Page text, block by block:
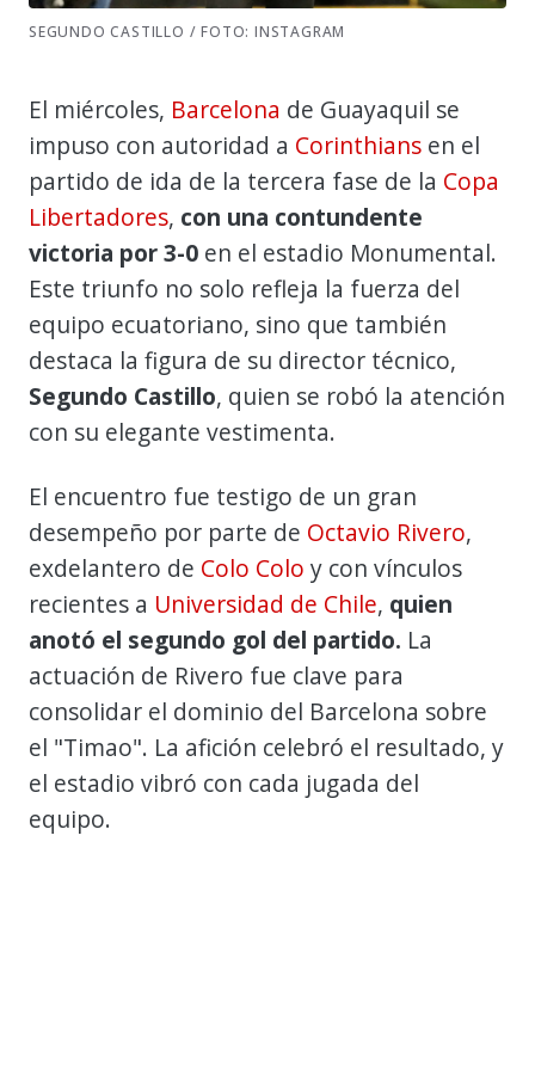
SEGUNDO CASTILLO / FOTO: INSTAGRAM
El miércoles, Barcelona de Guayaquil se
impuso con autoridad a Corinthians en el
partido de ida de la tercera fase de la Copa
Libertadores, con una contundente
victoria por 3-0 en el estadio Monumental.
Este triunfo no solo refleja la fuerza del
equipo ecuatoriano, sino que también
destaca la figura de su director técnico,
Segundo Castillo, quien se robó la atención
con su elegante vestimenta.
El encuentro fue testigo de un gran
desempeño por parte de Octavio Rivero,
exdelantero de Colo Colo y con vínculos
recientes a Universidad de Chile, quien
anotó el segundo gol del partido. La
actuación de Rivero fue clave para
consolidar el dominio del Barcelona sobre
el "Timao". La afición celebró el resultado, y
el estadio vibró con cada jugada del
equipo.